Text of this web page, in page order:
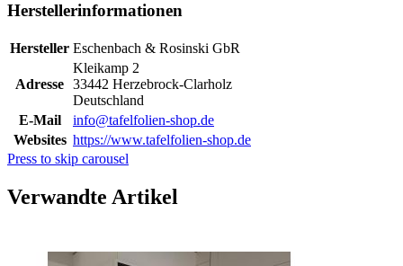
Herstellerinformationen
Hersteller Eschenbach & Rosinski GbR
Adresse
Kleikamp 2
33442 Herzebrock-Clarholz
Deutschland
E-Mail
info@tafelfolien-shop.de
Websites https://www.tafelfolien-shop.de
Press to skip carousel
Verwandte Artikel